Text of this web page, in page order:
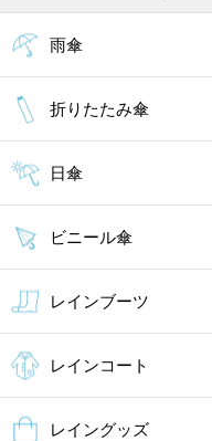
雨傘
折りたたみ傘
日傘
ビニール傘
レインブーツ
レインコート
レイングッズ